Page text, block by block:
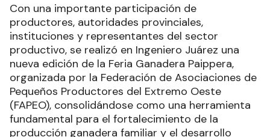
Con una importante participación de
productores, autoridades provinciales,
instituciones y representantes del sector
productivo, se realizó en Ingeniero Juárez una
nueva edición de la Feria Ganadera Paippera,
organizada por la Federación de Asociaciones de
Pequeños Productores del Extremo Oeste
(FAPEO), consolidándose como una herramienta
fundamental para el fortalecimiento de la
producción ganadera familiar y el desarrollo